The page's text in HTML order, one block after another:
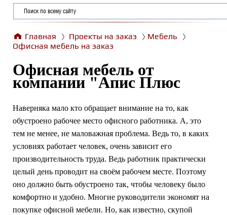
Главная Проекты на заказ
Мебель
Офисная мебель на заказ
Офисная мебель от
компании "Апис Плюс
Наверняка мало кто обращает внимание на то, как
обустроено рабочее место офисного работника. А, это
тем не менее, не маловажная проблема. Ведь то, в каких
условиях работает человек, очень зависит его
производительность труда. Ведь работник практически
целый день проводит на своём рабочем месте. Поэтому
оно должно быть обустроено так, чтобы человеку было
комфортно и удобно. Многие руководители экономят на
покупке офисной мебели. Но, как известно, скупой